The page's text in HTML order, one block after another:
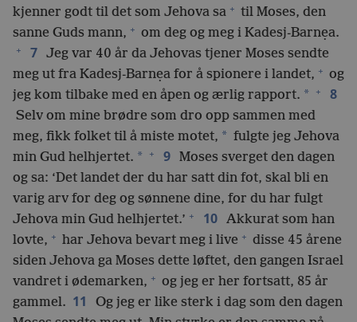
kjenner godt til det som Jehova sa + til Moses, den
sanne Guds mann, + om deg og meg i Kadesj-Barnẹa.
+ 7 Jeg var 40 år da Jehovas tjener Moses sendte
meg ut fra Kadesj-Barnẹa for å spionere i landet, + og
jeg kom tilbake med en åpen og ærlig rapport. * + 8
Selv om mine brødre som dro opp sammen med
meg, fikk folket til å miste motet, * fulgte jeg Jehova
min Gud helhjertet. * + 9 Moses sverget den dagen
og sa: ‘Det landet der du har satt din fot, skal bli en
varig arv for deg og sønnene dine, for du har fulgt
Jehova min Gud helhjertet.’ + 10 Akkurat som han
lovte, + har Jehova bevart meg i live + disse 45 årene
siden Jehova ga Moses dette løftet, den gangen Israel
vandret i ødemarken, + og jeg er her fortsatt, 85 år
gammel. 11
Og jeg er like sterk i dag som den dagen